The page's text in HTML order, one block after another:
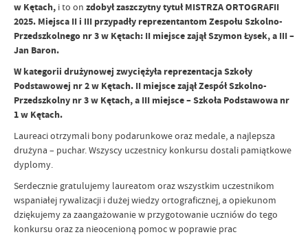
w Kętach, i to on zdobył zaszczytny tytuł MISTRZA ORTOGRAFII
2025. Miejsca II i III przypadły reprezentantom Zespołu Szkolno-
Przedszkolnego nr 3 w Kętach: II miejsce zajął Szymon Łysek, a III –
Jan Baron.
W kategorii drużynowej zwyciężyła reprezentacja Szkoły
Podstawowej nr 2 w Kętach. II miejsce zajął Zespół Szkolno-
Przedszkolny nr 3 w Kętach, a III miejsce – Szkoła Podstawowa nr
1 w Kętach.
Laureaci otrzymali bony podarunkowe oraz medale, a najlepsza
drużyna – puchar. Wszyscy uczestnicy konkursu dostali pamiątkowe
dyplomy.
Serdecznie gratulujemy laureatom oraz wszystkim uczestnikom
wspaniałej rywalizacji i dużej wiedzy ortograficznej, a opiekunom
dziękujemy za zaangażowanie w przygotowanie uczniów do tego
konkursu oraz za nieocenioną pomoc w poprawie prac